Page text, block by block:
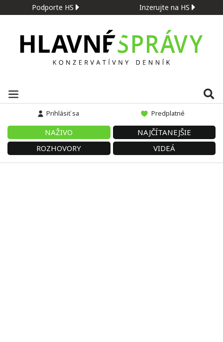
Podporte HS Inzerujte na HS
Prihlásiť sa Predplatné
NAŽIVO
NAJČÍTANEJŠIE
ROZHOVORY
VIDEÁ